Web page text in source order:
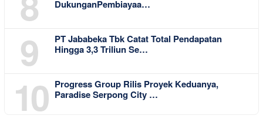
DukunganPembiayaa…
9
PT Jababeka Tbk Catat Total Pendapatan
Hingga 3,3 Triliun Se…
10
Progress Group Rilis Proyek Keduanya,
Paradise Serpong City …